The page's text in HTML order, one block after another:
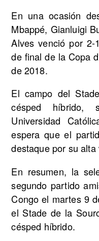
En una ocasión
Mbappé, Gianluigi
Alves venció por
de final de la Copa
de 2018.
El campo del
césped híbrido,
Universidad
espera que el
destaque por su
En resumen, la
segundo partido
Congo el martes 9
el Stade de la
césped híbrido.